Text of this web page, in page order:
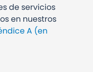
de servicios
en nuestros
A (en